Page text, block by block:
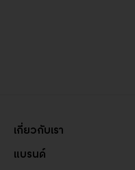
เกี่ยวกับเรา
แบรนด์